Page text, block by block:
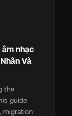
nhạc
Và
the
guide
migration